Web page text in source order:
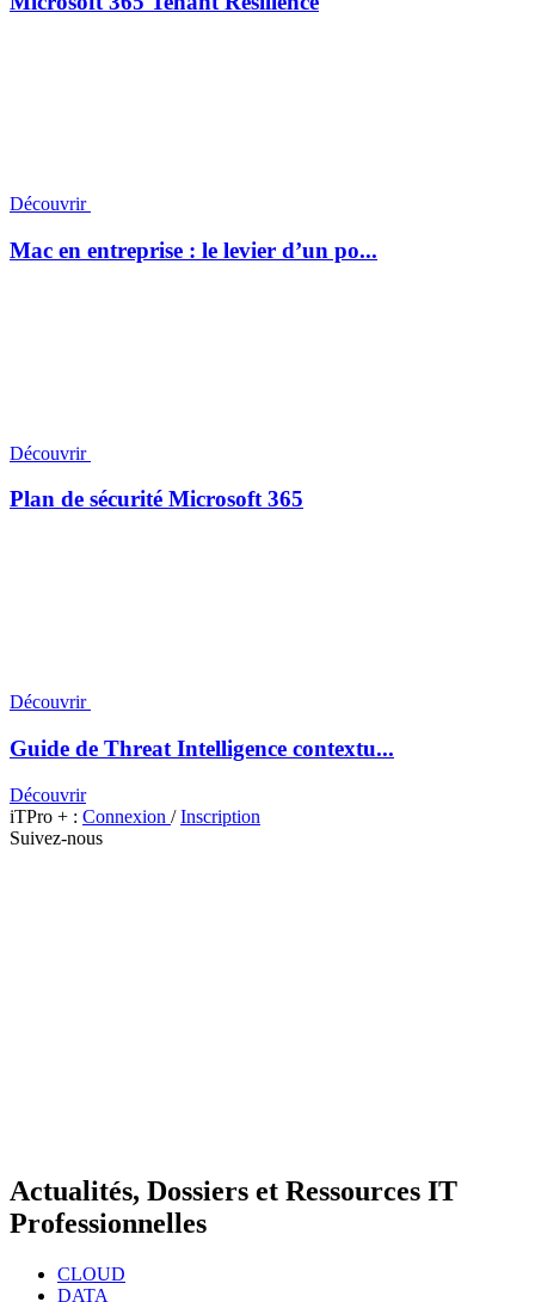
Découvrir
Mac en entreprise : le levier d’un po...
Découvrir
Plan de sécurité Microsoft 365
Découvrir
Guide de Threat Intelligence contextu...
Découvrir
iTPro + : Connexion /Inscription
Suivez-nous
Actualités, Dossiers et Ressources IT
Professionnelles
CLOUD
DATA